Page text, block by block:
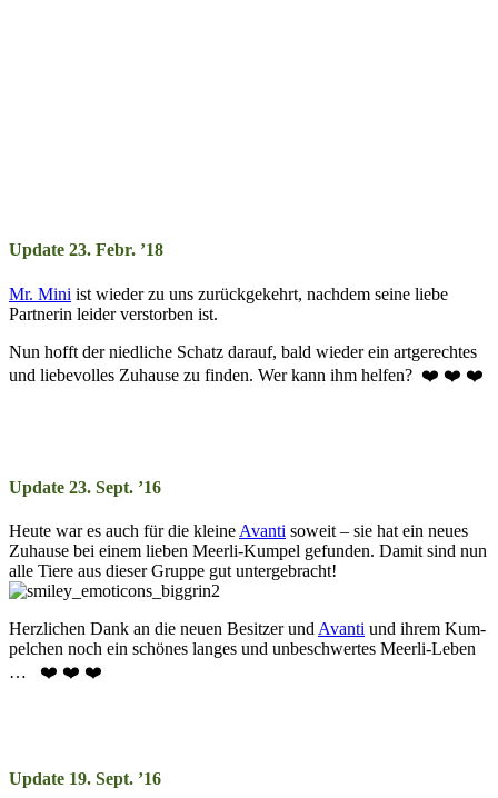
Update 23. Febr. ’18
Mr. Mini ist wieder zu uns zurückgekehrt, nachdem seine liebe
Partnerin leider verstorben ist.
Nun hofft der niedliche Schatz darauf, bald wieder ein artgerechtes
und liebevolles Zuhause zu finden. Wer kann ihm helfen? ❤️ ❤️ ❤️
Update 23. Sept. ’16
Heute war es auch für die kleine Avanti so­weit – sie hat ein neu­es
Zu­hau­se bei ein­em lie­ben Meer­li-Kum­pel ge­fun­den. Da­mit sind nun
alle Tiere aus die­ser Gruppe gut un­ter­ge­bracht!
Herzlichen Dank an die neu­en Be­sitz­er und Avanti und ihr­em Kum­
pel­chen noch ein schön­es lang­es und un­be­schwer­tes Meer­li-Le­ben
… ❤️ ❤️ ❤️
Update 19. Sept. ’16